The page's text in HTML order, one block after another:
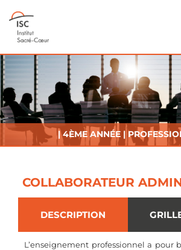
| 4ÈME ANNÉE |
COLLABORATEUR
DESCRIPTION
L’enseignement professionnel a pour